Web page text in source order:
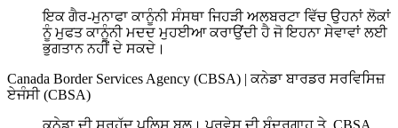
ਇਕ ਗੈਰ-ਮੁਨਾਫਾ ਕਾਨੂੰਨੀ ਸੰਸਥਾ ਜਿਹੜੀ ਅਲਬਰਟਾ ਵਿੱਚ ਉਹਨਾਂ ਲੋਕਾਂ
ਨੂੰ ਮੁਫਤ ਕਾਨੂੰਨੀ ਮਦਦ ਮੁਹਈਆ ਕਰਾਉਂਦੀ ਹੈ ਜੋ ਇਹਨਾ ਸੇਵਾਵਾਂ ਲਈ
ਭੁਗਤਾਨ ਨਹੀਂ ਦੇ ਸਕਦੇ।
Canada Border Services Agency (CBSA) | ਕਨੇਡਾ ਬਾਰਡਰ ਸਰਵਿਸਿਜ਼
ਏਜੰਸੀ (CBSA)
ਕਨੇਡਾ ਦੀ ਸਰਹੱਦ ਪੁਲਿਸ ਬਲ। ਪ੍ਰਵੇਸ਼ ਦੀ ਬੰਦਰਗਾਹ ਤੇ, CBSA